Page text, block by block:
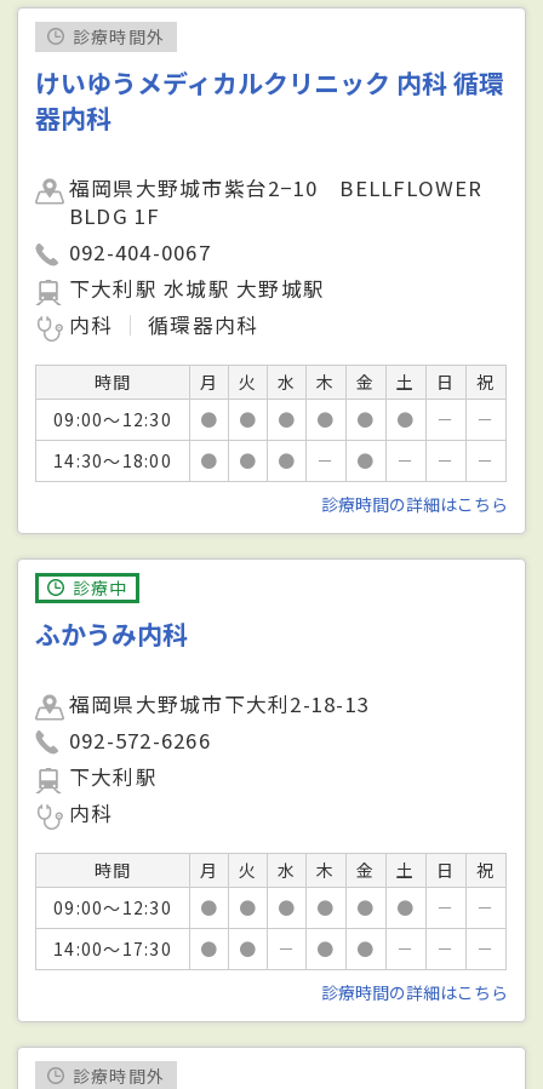
診療時間外
けいゆうメディカルクリニック 内科 循環
器内科
福岡県大野城市紫台2−10 BELLFLOWER
BLDG 1F
092-404-0067
下大利駅 水城駅 大野城駅
内科
循環器内科
時間 月 火 水 木 金 土 日
祝
09:00～12:30
● ● ● ● ● ● －
－
14:30～18:00
● ● ● － ● － －
－
診療時間の詳細はこちら
診療中
ふかうみ内科
福岡県大野城市下大利2-18-13
092-572-6266
下大利駅
内科
時間 月 火 水 木 金 土 日
祝
09:00～12:30
● ● ● ● ● ● －
－
14:00～17:30
● ● － ● ● － －
－
診療時間の詳細はこちら
診療時間外